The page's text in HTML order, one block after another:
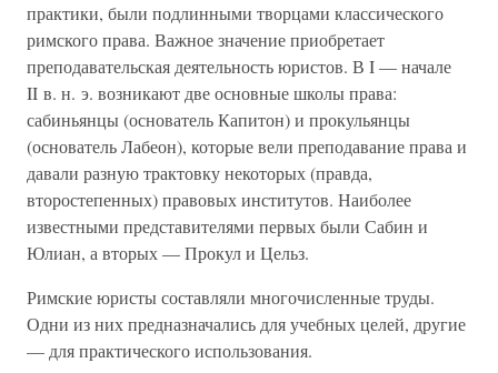
практики, были подлинными творцами классического
римского права. Важное значение приобретает
преподавательская деятельность юристов. В I — начале
II в. н. э. возникают две основные школы права:
сабиньянцы (основатель Капитон) и прокульянцы
(основатель Лабеон), которые вели преподавание права и
давали разную трактовку некоторых (правда,
второстепенных) правовых институтов. Наиболее
известными представителями первых были Сабин и
Юлиан, а вторых — Прокул и Цельз.
Римские юристы составляли многочисленные труды.
Одни из них предназначались для учебных целей, другие
— для практического использования.